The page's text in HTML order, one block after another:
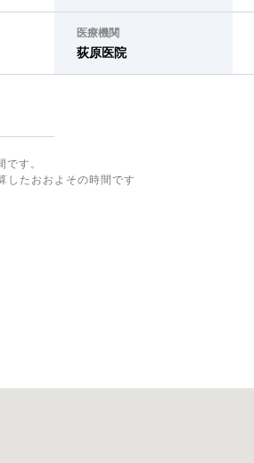
医療機関
荻原医院
す。
したおおよその時間です